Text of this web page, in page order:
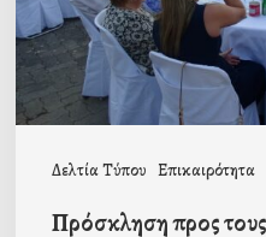
Δελτία Τύπου Επικαιρότητα
Πρόσκληση προς